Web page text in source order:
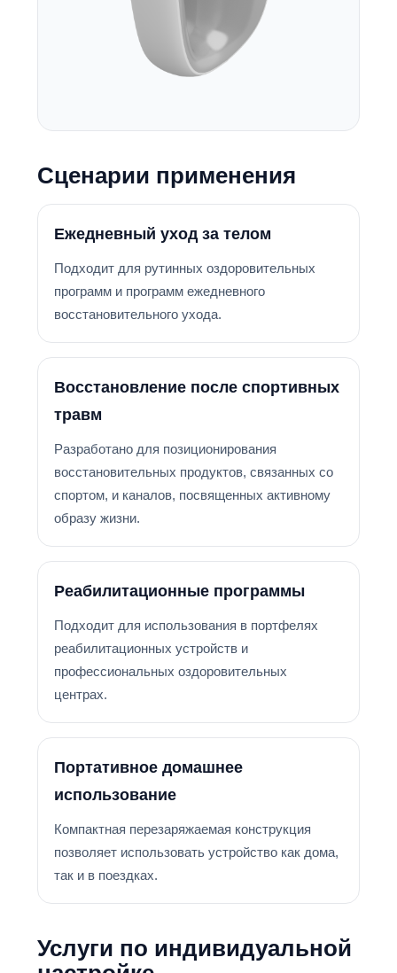
Сценарии применения
Ежедневный уход за телом
Подходит для рутинных оздоровительных
программ и программ ежедневного
восстановительного ухода.
Восстановление после спортивных
травм
Разработано для позиционирования
восстановительных продуктов, связанных со
спортом, и каналов, посвященных активному
образу жизни.
Реабилитационные программы
Подходит для использования в портфелях
реабилитационных устройств и
профессиональных оздоровительных
центрах.
Портативное домашнее
использование
Компактная перезаряжаемая конструкция
позволяет использовать устройство как дома,
так и в поездках.
Услуги по индивидуальной